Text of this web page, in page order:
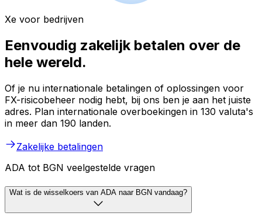
Xe voor bedrijven
Eenvoudig zakelijk betalen over de
hele wereld.
Of je nu internationale betalingen of oplossingen voor
FX-risicobeheer nodig hebt, bij ons ben je aan het juiste
adres. Plan internationale overboekingen in 130 valuta's
in meer dan 190 landen.
Zakelijke betalingen
ADA tot BGN veelgestelde vragen
Wat is de wisselkoers van ADA naar BGN vandaag?